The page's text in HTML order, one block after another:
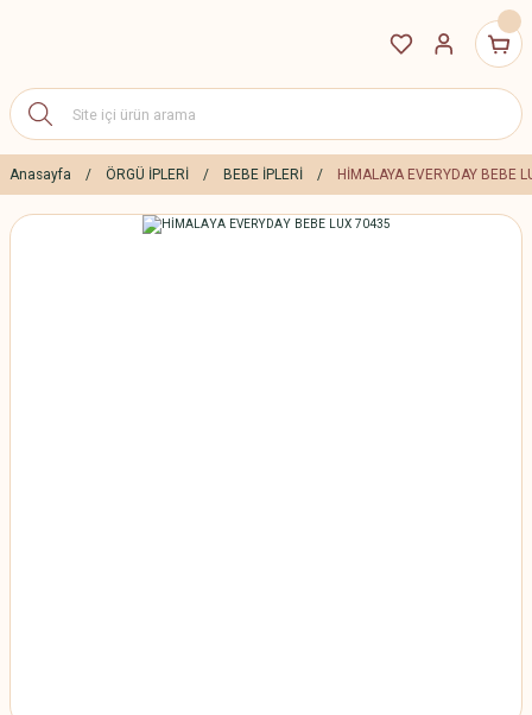
Anasayfa ÖRGÜ İPLERİ BEBE İPLERİ HİMALAYA EVERYDAY BEBE